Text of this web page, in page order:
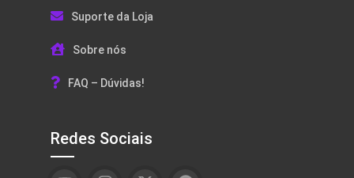
Suporte da Loja
Sobre nós
FAQ – Dúvidas!
Redes Sociais